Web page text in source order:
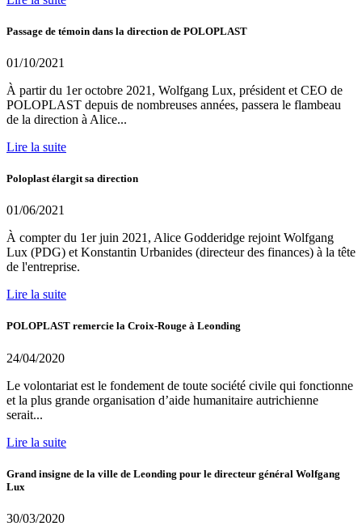
Passage de témoin dans la direction de POLOPLAST
01/10/2021
À partir du 1er octobre 2021, Wolfgang Lux, président et CEO de
POLOPLAST depuis de nombreuses années, passera le flambeau
de la direction à Alice...
Lire la suite
Poloplast élargit sa direction
01/06/2021
À compter du 1er juin 2021, Alice Godderidge rejoint Wolfgang
Lux (PDG) et Konstantin Urbanides (directeur des finances) à la tête
de l'entreprise.
Lire la suite
POLOPLAST remercie la Croix-Rouge à Leonding
24/04/2020
Le volontariat est le fondement de toute société civile qui fonctionne
et la plus grande organisation d’aide humanitaire autrichienne
serait...
Lire la suite
Grand insigne de la ville de Leonding pour le directeur général Wolfgang
Lux
30/03/2020